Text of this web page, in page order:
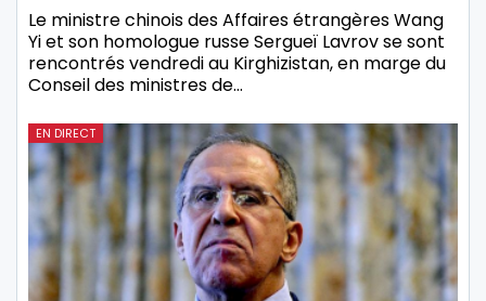
Le ministre chinois des Affaires étrangères Wang
Yi et son homologue russe Sergueï Lavrov se sont
rencontrés vendredi au Kirghizistan, en marge du
Conseil des ministres de…
EN DIRECT